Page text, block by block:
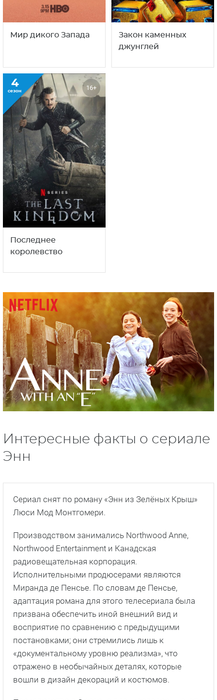
Мир дикого Запада
Закон каменных
джунглей
4
сезон 16+
Последнее
королевство
Интересные факты о сериале
Энн
Сериал снят по роману «Энн из Зелёных Крыш»
Люси Мод Монтгомери.
Производством занимались Northwood Anne,
Northwood Entertainment и Канадская
радиовещательная корпорация.
Исполнительными продюсерами являются
Миранда де Пенсье. По словам де Пенсье,
адаптация романа для этого телесериала была
призвана обеспечить иной внешний вид и
восприятие по сравнению с предыдущими
постановками; они стремились лишь к
«документальному уровню реализма», что
отражено в необычайных деталях, которые
вошли в дизайн декораций и костюмов.